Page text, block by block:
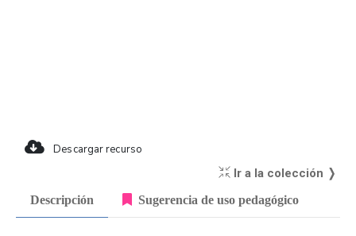
Descargar recurso
Ir a la colección ❭
Descripción Sugerencia de uso pedagógico